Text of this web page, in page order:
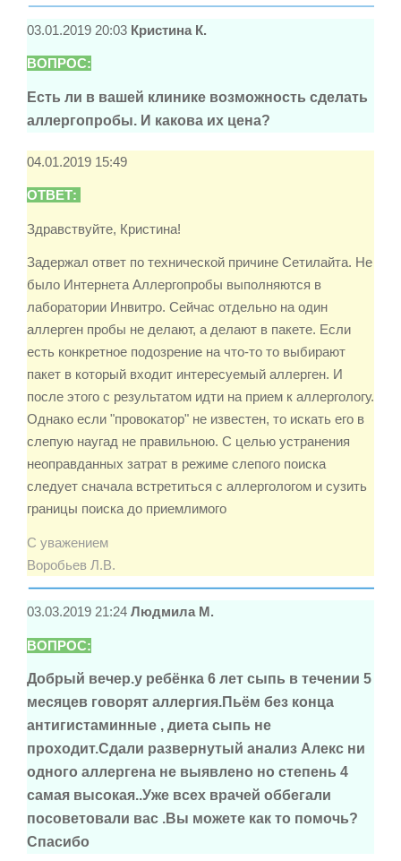
03.01.2019 20:03 Кристина К.
ВОПРОС:
Есть ли в вашей клинике возможность сделать
аллергопробы. И какова их цена?
04.01.2019 15:49
ОТВЕТ:
Здравствуйте, Кристина!
Задержал ответ по технической причине Сетилайта. Не
было Интернета Аллергопробы выполняются в
лаборатории Инвитро. Сейчас отдельно на один
аллерген пробы не делают, а делают в пакете. Если
есть конкретное подозрение на что-то то выбирают
пакет в который входит интересуемый аллерген. И
после этого с результатом идти на прием к аллергологу.
Однако если "провокатор" не известен, то искать его в
слепую наугад не правильною. С целью устранения
неоправданных затрат в режиме слепого поиска
следует сначала встретиться с аллергологом и сузить
границы поиска до приемлимого
С уважением
Воробьев Л.В.
03.03.2019 21:24 Людмила М.
ВОПРОС:
Добрый вечер.у ребёнка 6 лет сыпь в течении 5
месяцев говорят аллергия.Пьём без конца
антигистаминные , диета сыпь не
проходит.Сдали развернутый анализ Алекс ни
одного аллергена не выявлено но степень 4
самая высокая..Уже всех врачей оббегали
посоветовали вас .Вы можете как то помочь?
Спасибо